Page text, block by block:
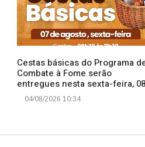
Cestas básicas do Programa
Combate à Fome serão
entregues nesta sexta-feira, 08
04/08/2026 10:34